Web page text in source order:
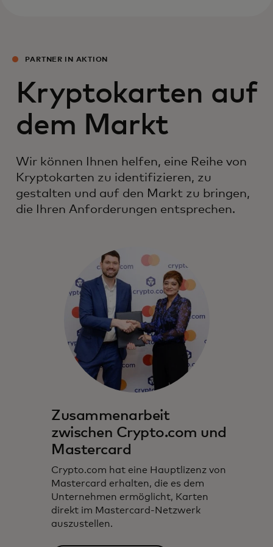
PARTNER IN AKTION
Kryptokarten auf
dem Markt
Wir können Ihnen helfen, eine Reihe von
Kryptokarten zu identifizieren, zu
gestalten und auf den Markt zu bringen,
die Ihren Anforderungen entsprechen.
Zusammenarbeit
zwischen Crypto.com und
Mastercard
Crypto.com hat eine Hauptlizenz von
Mastercard erhalten, die es dem
Unternehmen ermöglicht, Karten
direkt im Mastercard-Netzwerk
auszustellen.